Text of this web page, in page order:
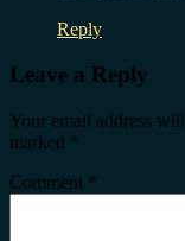
Reply
Leave a Reply
Your email address
marked *
Comment *